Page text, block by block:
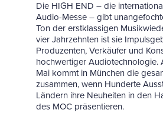
Die HIGH END – die
Audio-Messe – gibt
Ton der erstklassigen
vier Jahrzehnten ist sie
Produzenten, Verkäufer und
hochwertiger Audiotechnologie.
Mai kommt in München die
zusammen, wenn Hunderte
Ländern ihre Neuheiten in den
des MOC präsentieren.